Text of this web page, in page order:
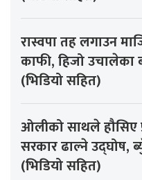
रास्वपा तह लगाउन
काफी, हिजो उचालेका
(भिडियो सहित)
ओलीको साथले हौसिए
सरकार ढाल्ने उद्घोष,
(भिडियो सहित)